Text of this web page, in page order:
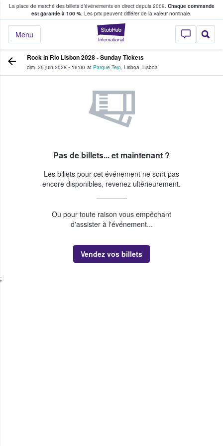
La place de marché des billets d’événements en direct depuis 2009. Chaque commande
est garantie à 100 %. Les prix peuvent différer de la valeur nominale.
StubHub - Où
Menu
fans achètent et vendent des billets
Rock in Rio Lisbon 2028 - Sunday Tickets
dim. 25 juin 2028 • 16:00 at Parque Tejo, Lisboa, Lisboa
Pas de billets... et maintenant ?
Les billets pour cet événement ne sont pas
encore disponibles, revenez ultérieurement.
Ou pour toute raison vous empêchant
d'assister à l'événement...
Vendez vos billets
;